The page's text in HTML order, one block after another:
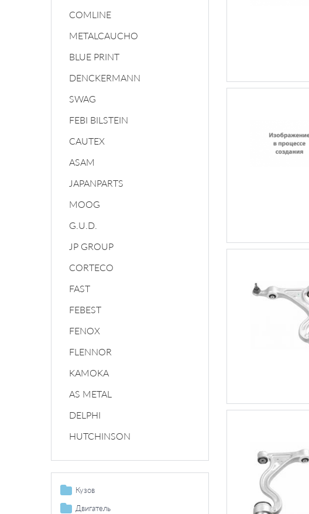
COMLINE
METALCAUCHO
BLUE PRINT
DENCKERMANN
SWAG
FEBI BILSTEIN
CAUTEX
ASAM
JAPANPARTS
MOOG
G.U.D.
JP GROUP
CORTECO
FAST
FEBEST
FENOX
FLENNOR
KAMOKA
AS METAL
DELPHI
HUTCHINSON
Кузов
Топливный бак / комплектующие
Двигатель